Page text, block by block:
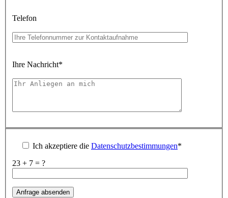
Telefon
Ihre Nachricht*
Ich akzeptiere die Datenschutzbestimmungen*
23 + 7 = ?